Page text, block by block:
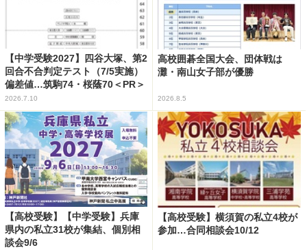
【中学受験2027】四谷大塚、第2
回合不合判定テスト（7/5実施）
偏差値…筑駒74・桜蔭70＜PR＞
2026.7.10
高校囲碁全国大会、団体戦は
灘・南山女子部が優勝
2026.8.5
【高校受験】【中学受験】兵庫
県内の私立31校が集結、個別相
談会9/6
【高校受験】横須賀の私立4校が
参加…合同相談会10/12